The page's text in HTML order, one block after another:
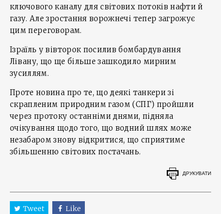
ключового каналу для світових потоків нафти й
газу. Але зростання ворожнечі тепер загрожує
цим переговорам.
Ізраїль у вівторок посилив бомбардування
Лівану, що ще більше зашкодило мирним
зусиллям.
Проте новина про те, що деякі танкери зі
скрапленим природним газом (СПГ) пройшли
через протоку останніми днями, підняла
очікування щодо того, що водний шлях може
незабаром знову відкритися, що сприятиме
збільшенню світових постачань.
ДРУКУВАТИ
Tweet Like